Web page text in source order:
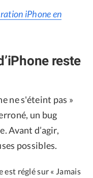
iPhone en
reste
ne s'éteint pas »
un bug
Avant d’agir,
possibles.
réglé sur « Jamais